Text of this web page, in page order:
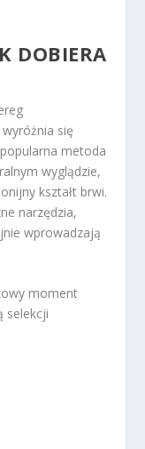
DOBIERA
się
metoda
wyglądzie,
kształt brwi.
narzędzia,
wprowadzają
moment
selekcji